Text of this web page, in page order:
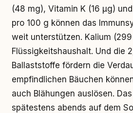
(48 mg), Vitamin K (16 μg)
pro 100 g können das
weit unterstützen. Kalium
Flüssigkeitshaushalt. Und die
Ballaststoffe fördern die
empfindlichen Bäuchen
auch Blähungen auslösen.
spätestens abends auf dem